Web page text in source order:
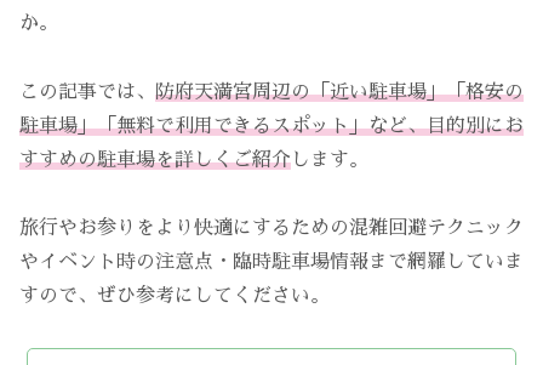
か。
この記事では、 防府天満宮周辺の「近い駐車場」「格安の
駐車場」「無料で利用できるスポット」など、目的別にお
すすめの駐車場を詳しくご紹介します。
旅行やお参りをより快適にするための混雑回避テクニック
やイベント時の注意点・臨時駐車場情報まで網羅していま
すので、ぜひ参考にしてください。